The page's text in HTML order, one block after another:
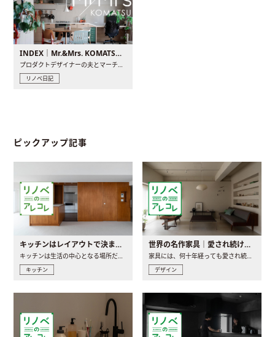
INDEX｜Mr.&Mrs. KOMATSU renovation diary
プロダクトデザイナーの夫とマーチャンダイザーの妻が、夫婦で..
リノベ日記
ピックアップ記事
キッチンはレイアウトで決まる。後悔しないための考え方と選び方
キッチン
世界の名作家具｜愛され続ける理由と一生モノとの出会い方
デザイン